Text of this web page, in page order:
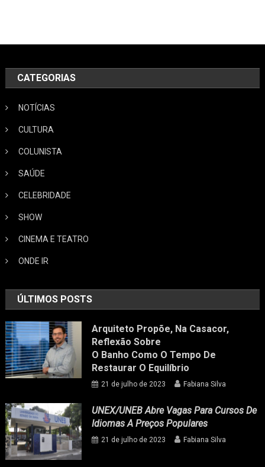
CATEGORIAS
NOTÍCIAS
CULTURA
COLUNISTA
SAÚDE
CELEBRIDADE
SHOW
CINEMA E TEATRO
ONDE IR
ÚLTIMOS POSTS
Arquiteto Propõe, Na Casacor,
Reflexão Sobre
O Banho Como O Tempo De
Restaurar O Equilíbrio
21 de julho de 2023 Fabiana Silva
UNEX/UNEB Abre Vagas Para Cursos De
Idiomas A Preços Populares
21 de julho de 2023 Fabiana Silva